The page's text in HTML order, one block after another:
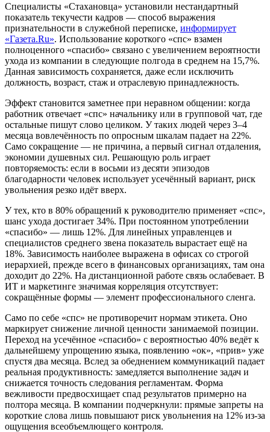
Специалисты «Стахановца» установили нестандартный
показатель текучести кадров — способ выражения
признательности в служебной переписке, информирует
«Газета.Ru». Использование короткого «спс» взамен
полноценного «спасибо» связано с увеличением вероятности
ухода из компании в следующие полгода в среднем на 15,7%.
Данная зависимость сохраняется, даже если исключить
должность, возраст, стаж и отраслевую принадлежность.
Эффект становится заметнее при неравном общении: когда
работник отвечает «спс» начальнику или в групповой чат, где
остальные пишут слово целиком. У таких людей через 3–4
месяца вовлечённость по опросным шкалам падает на 22%.
Само сокращение — не причина, а первый сигнал отдаления,
экономии душевных сил. Решающую роль играет
повторяемость: если в восьми из десяти эпизодов
благодарности человек использует усечённый вариант, риск
увольнения резко идёт вверх.
У тех, кто в 80% обращений к руководителю применяет «спс»,
шанс ухода достигает 34%. При постоянном употреблении
«спасибо» — лишь 12%. Для линейных управленцев и
специалистов среднего звена показатель вырастает ещё на
18%. Зависимость наиболее выражена в офисах со строгой
иерархией, прежде всего в финансовых организациях, там она
доходит до 22%. На дистанционной работе связь ослабевает. В
ИТ и маркетинге значимая корреляция отсутствует:
сокращённые формы — элемент профессионального сленга.
Само по себе «спс» не противоречит нормам этикета. Оно
маркирует снижение личной ценности занимаемой позиции.
Переход на усечённое «спасибо» с вероятностью 40% ведёт к
дальнейшему упрощению языка, появлению «ок», «прив» уже
спустя два месяца. Вслед за обеднением коммуникаций падает
реальная продуктивность: замедляется выполнение задач и
снижается точность следования регламентам. Форма
вежливости предвосхищает спад результатов примерно на
полтора месяца. В компании подчеркнули: прямые запреты на
короткие слова лишь повышают риск увольнения на 12% из-за
ощущения всеобъемлющего контроля.